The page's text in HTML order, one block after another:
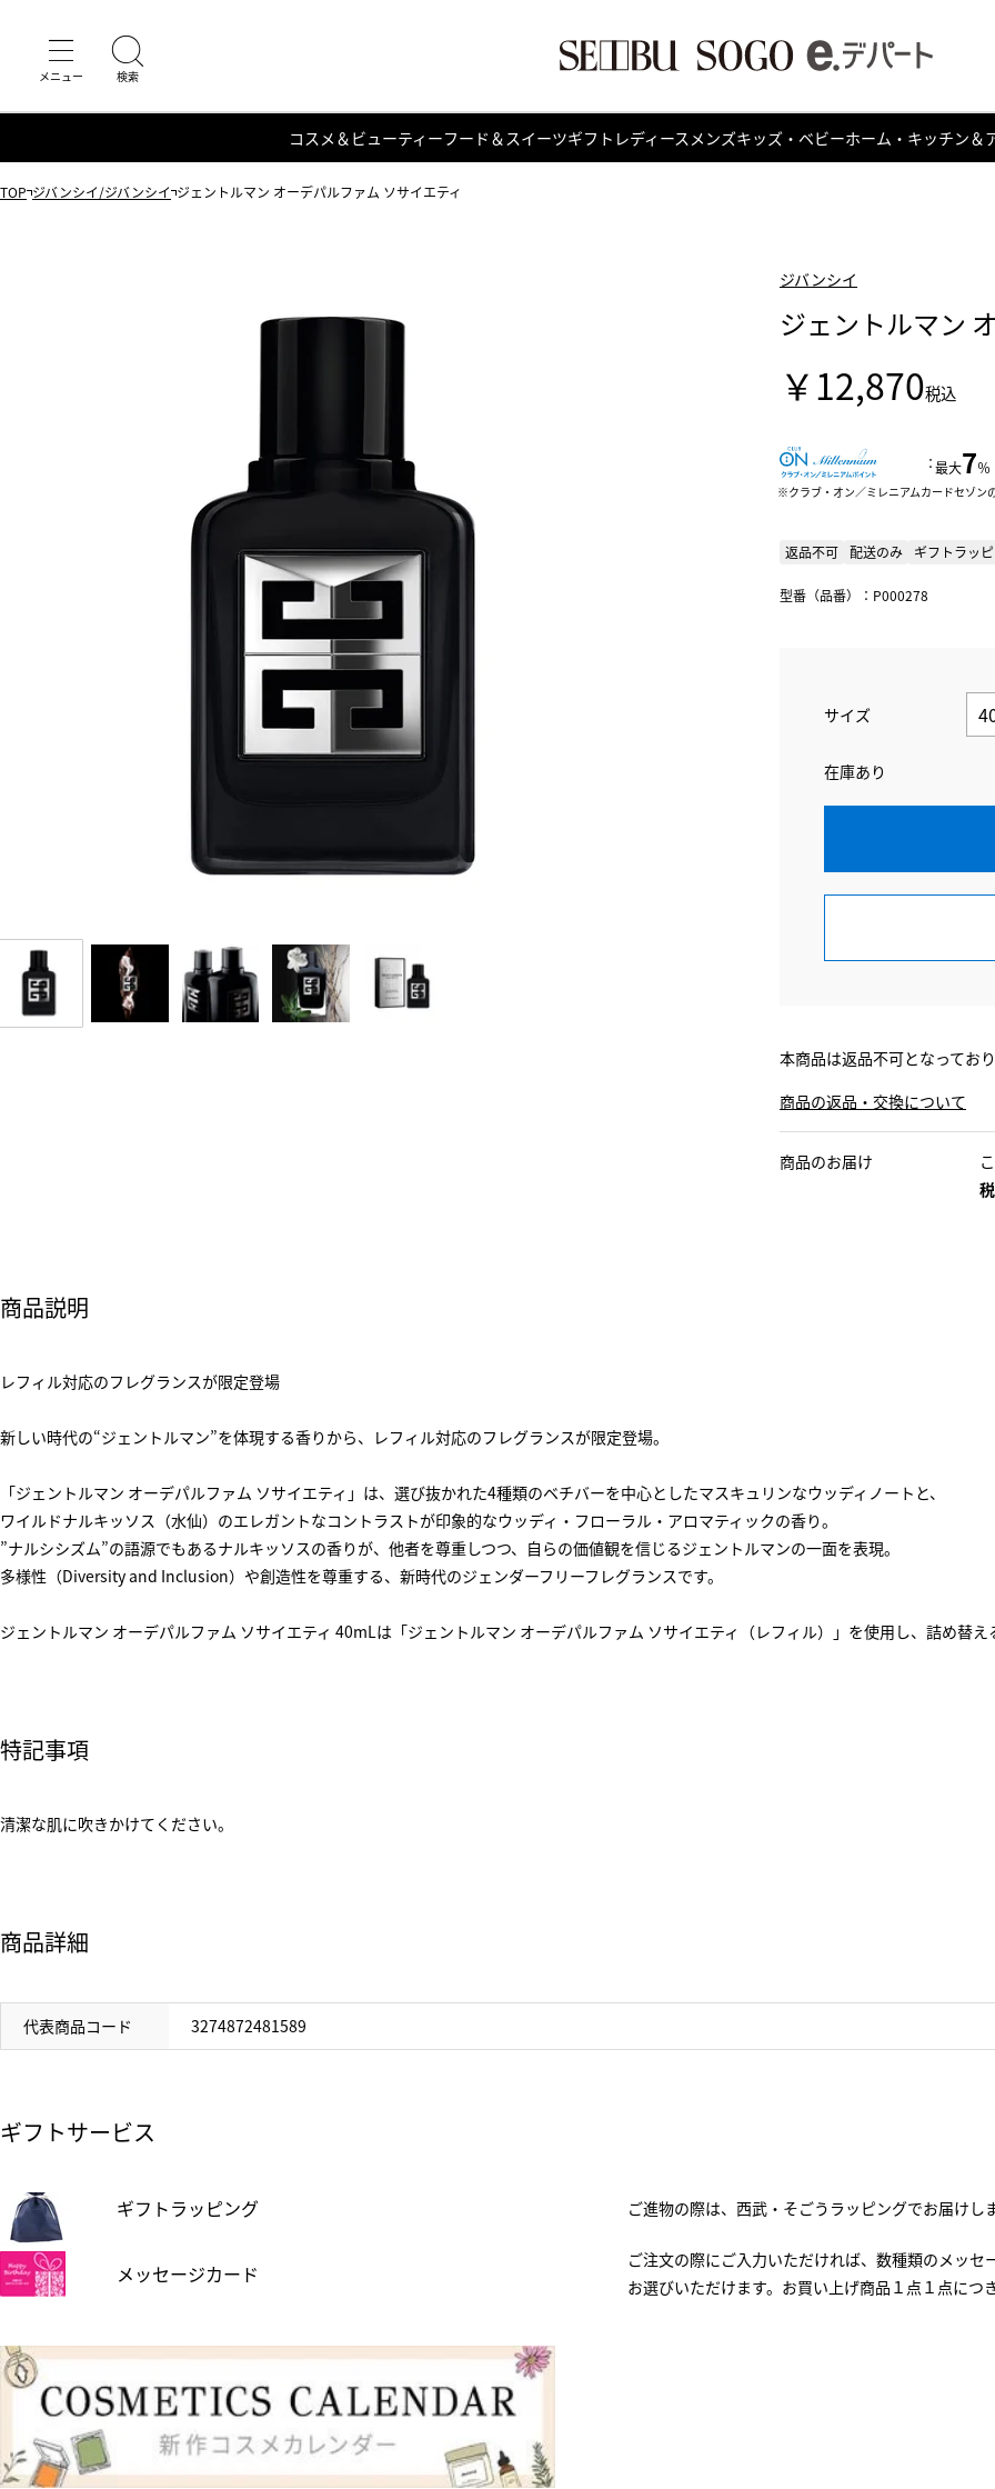
コスメ＆ビューティーフード＆スイーツギフト レディース メンズキッズ・ベビーホーム・キッチン＆
TOP ジバンシイ/ジバンシイ ジェントルマン オーデパルファム ソサイエティ
ジバンシイ
ジェントルマン
￥12,870税込
：最大7％
クラブ・オン／ミレニアムカードセゾン
返品不可 配送のみ ギフトラッ
型番（品番）：P000278
サイズ
在庫あり
本商品は返品不可となってお
商品の返品・交換について
商品のお届け
商品説明
レフィル対応のフレグランスが限定登場
新しい時代の“ジェントルマン”を体現する香りから、レフィル対応のフレグランスが限定登場。
「ジェントルマン オーデパルファム ソサイエティ」は、選び抜かれた4種類のベチバーを中心としたマスキュリンなウッディノートと、
ワイルドナルキッソス（水仙）のエレガントなコントラストが印象的なウッディ・フローラル・アロマティックの香り。
”ナルシシズム”の語源でもあるナルキッソスの香りが、他者を尊重しつつ、自らの価値観を信じるジェントルマンの一面を表現。
多様性（Diversity and Inclusion）や創造性を尊重する、新時代のジェンダーフリーフレグランスです。
ジェントルマン オーデパルファム ソサイエティ 40mLは「ジェントルマン オーデパルファム ソサイエティ（レフィル）」を使用し、詰め替え
特記事項
清潔な肌に吹きかけてください。
商品詳細
代表商品コード 3274872481589
ギフトサービス
ギフトラッピング ご進物の際は、西武・そごうラッピングでお届けしま
メッセージカード
ご注文の際にご入力いただければ、数種類のメッセ
お選びいただけます。お買い上げ商品１点１点につ